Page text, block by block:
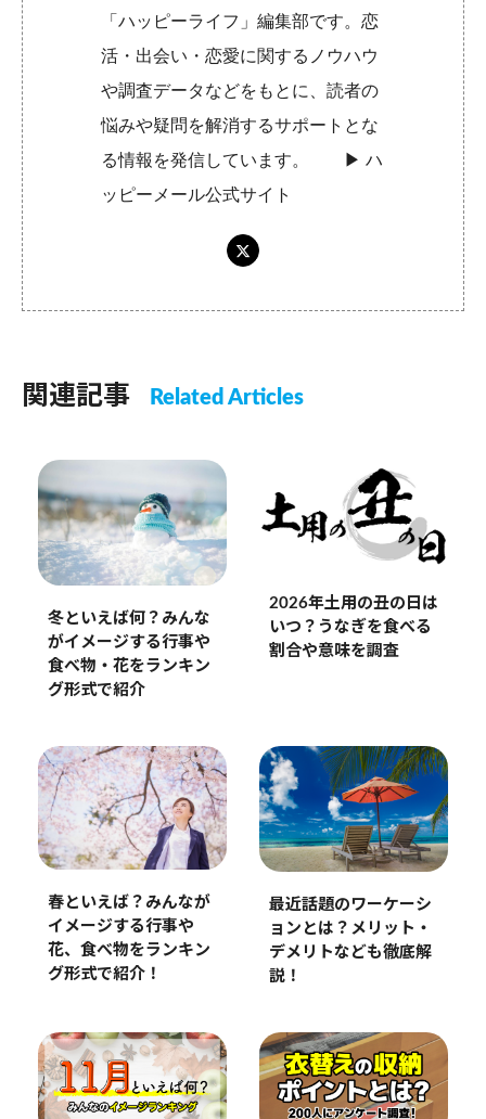
「ハッピーライフ」編集部です。恋
活・出会い・恋愛に関するノウハウ
や調査データなどをもとに、読者の
悩みや疑問を解消するサポートとな
る情報を発信しています。 ▶︎ハ
ッピーメール公式サイト
関連記事 Related Articles
冬といえば何？みんな
がイメージする行事や
食べ物・花をランキン
グ形式で紹介
2026年土用の丑の日は
いつ？うなぎを食べる
割合や意味を調査
春といえば？みんなが
イメージする行事や
花、食べ物をランキン
グ形式で紹介！
最近話題のワーケーシ
ョンとは？メリット・
デメリトなども徹底解
説！